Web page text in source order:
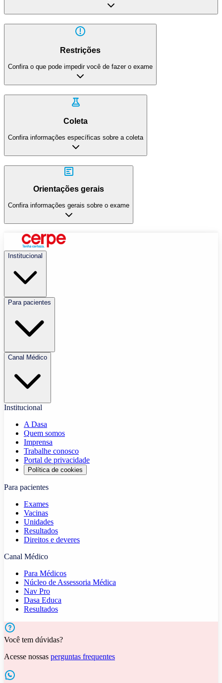
Restrições
Confira o que pode impedir você de fazer o exame
Coleta
Confira informações específicas sobre a coleta
Orientações gerais
Confira informações gerais sobre o exame
Institucional
Para pacientes
Canal Médico
Institucional
A Dasa
Quem somos
Imprensa
Trabalhe conosco
Portal de privacidade
Política de cookies
Para pacientes
Exames
Vacinas
Unidades
Resultados
Direitos e deveres
Canal Médico
Para Médicos
Núcleo de Assessoria Médica
Nav Pro
Dasa Educa
Resultados
Você tem dúvidas?
Acesse nossas perguntas frequentes